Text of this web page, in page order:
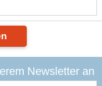
Newsletter an